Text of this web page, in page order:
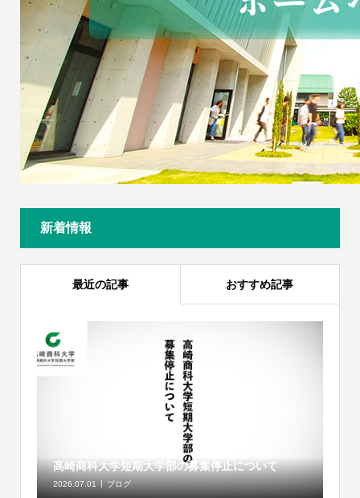
新着情報
最近の記事 おすすめ記事
高崎商科大学短期大学部の募集停止について
2026.07.01 ブログ